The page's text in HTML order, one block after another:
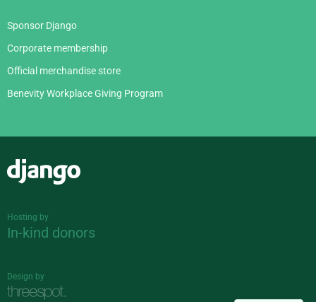
Sponsor Django
Corporate membership
Official merchandise store
Benevity Workplace Giving Program
Hosting by
In-kind donors
Design by